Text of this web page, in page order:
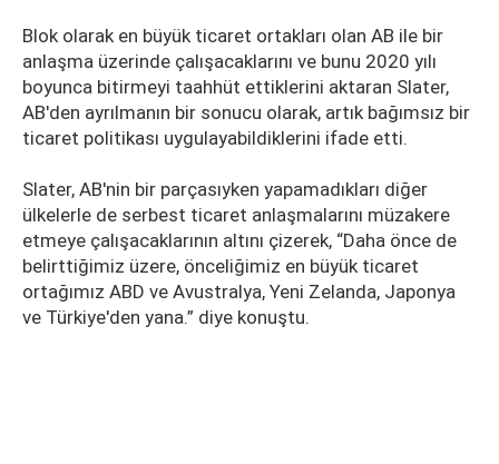
Blok olarak en büyük ticaret ortakları olan AB ile bir
anlaşma üzerinde çalışacaklarını ve bunu 2020 yılı
boyunca bitirmeyi taahhüt ettiklerini aktaran Slater,
AB'den ayrılmanın bir sonucu olarak, artık bağımsız bir
ticaret politikası uygulayabildiklerini ifade etti.
Slater, AB'nin bir parçasıyken yapamadıkları diğer
ülkelerle de serbest ticaret anlaşmalarını müzakere
etmeye çalışacaklarının altını çizerek, “Daha önce de
belirttiğimiz üzere, önceliğimiz en büyük ticaret
ortağımız ABD ve Avustralya, Yeni Zelanda, Japonya
ve Türkiye'den yana.” diye konuştu.